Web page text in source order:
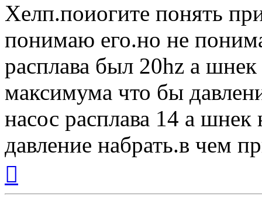
Хелп.поиогите понять
понимаю его.но не
расплава был 20hz а
максимума что бы
насос расплава 14 а
давление набрать.в чем
началу